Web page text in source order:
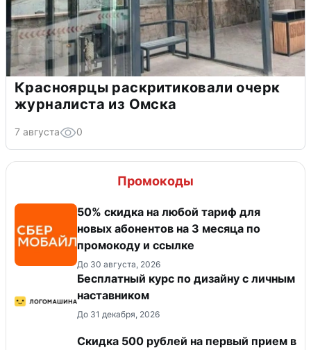
Красноярцы раскритиковали очерк
журналиста из Омска
7 августа 0
Промокоды
50% скидка на любой тариф для
новых абонентов на 3 месяца по
промокоду и ссылке
До 30 августа, 2026
Бесплатный курс по дизайну с личным
наставником
До 31 декабря, 2026
Скидка 500 рублей на первый прием в